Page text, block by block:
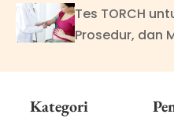
Tes TORCH
Prosedur, dan
Kategori